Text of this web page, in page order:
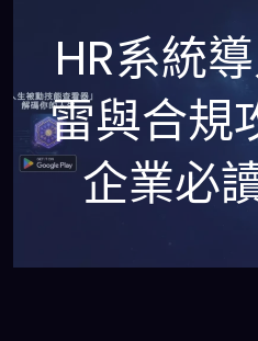
HR系統
雷與合規
企業必